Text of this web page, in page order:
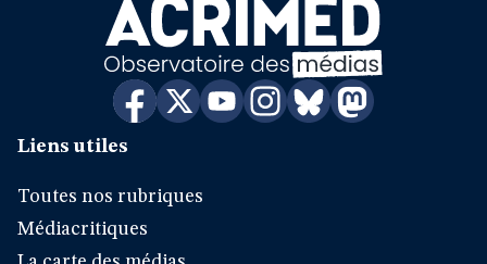
Liens utiles
Toutes nos rubriques
Médiacritiques